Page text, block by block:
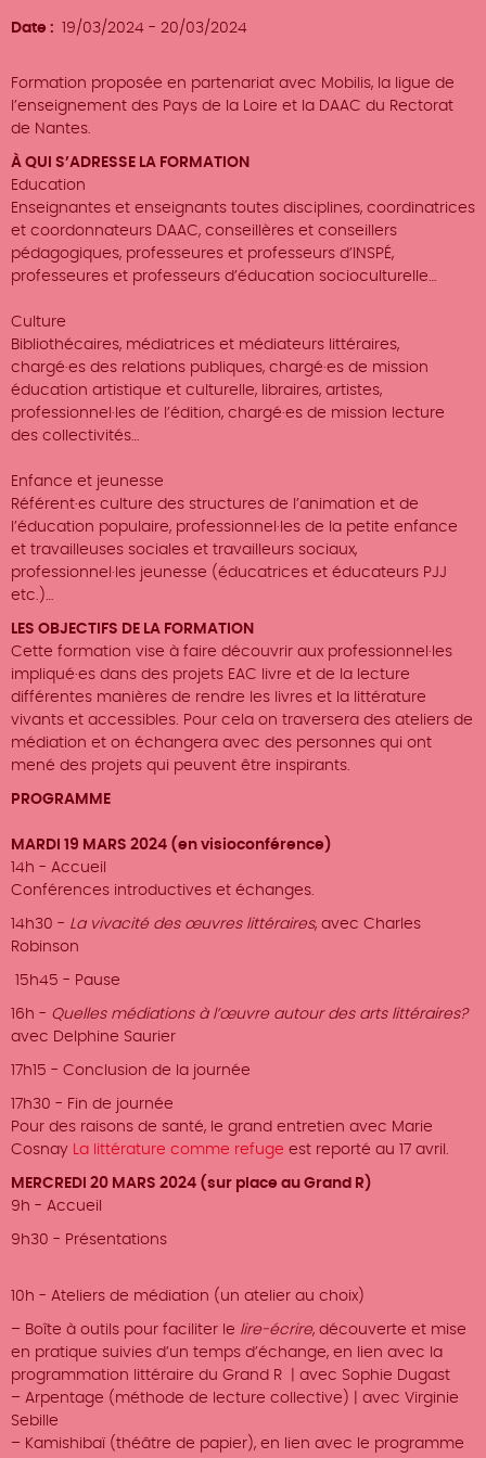
Date 19/03/2024 - 20/03/2024
Formation proposée en partenariat avec Mobilis, la ligue de
l’enseignement des Pays de la Loire et la DAAC du Rectorat
de Nantes.
À QUI S’ADRESSE LA FORMATION
Education
Enseignantes et enseignants toutes disciplines, coordinatrices
et coordonnateurs DAAC, conseillères et conseillers
pédagogiques, professeures et professeurs d’INSPÉ,
professeures et professeurs d’éducation socioculturelle…
Culture
Bibliothécaires, médiatrices et médiateurs littéraires,
chargé·es des relations publiques, chargé·es de mission
éducation artistique et culturelle, libraires, artistes,
professionnel·les de l’édition, chargé·es de mission lecture
des collectivités…
Enfance et jeunesse
Référent·es culture des structures de l’animation et de
l’éducation populaire, professionnel·les de la petite enfance
et travailleuses sociales et travailleurs sociaux,
professionnel·les jeunesse (éducatrices et éducateurs PJJ
etc.)…
LES OBJECTIFS DE LA FORMATION
Cette formation vise à faire découvrir aux professionnel·les
impliqué·es dans des projets EAC livre et de la lecture
différentes manières de rendre les livres et la littérature
vivants et accessibles. Pour cela on traversera des ateliers de
médiation et on échangera avec des personnes qui ont
mené des projets qui peuvent être inspirants.
PROGRAMME
MARDI 19 MARS 2024 (en visioconférence)
14h - Accueil
Conférences introductives et échanges.
14h30 - La vivacité des œuvres littéraires, avec Charles
Robinson
15h45 - Pause
16h - Quelles médiations à l’œuvre autour des arts littéraires?
avec Delphine Saurier
17h15 - Conclusion de la journée
17h30 - Fin de journée
Pour des raisons de santé, le grand entretien avec Marie
Cosnay La littérature comme refuge est reporté au 17 avril.
MERCREDI 20 MARS 2024 (sur place au Grand R)
9h - Accueil
9h30 - Présentations
10h - Ateliers de médiation (un atelier au choix)
– Boîte à outils pour faciliter le lire-écrire, découverte et mise
en pratique suivies d’un temps d’échange, en lien avec la
programmation littéraire du Grand R | avec Sophie Dugast
– Arpentage (méthode de lecture collective) | avec Virginie
Sebille
– Kamishibaï (théâtre de papier), en lien avec le programme